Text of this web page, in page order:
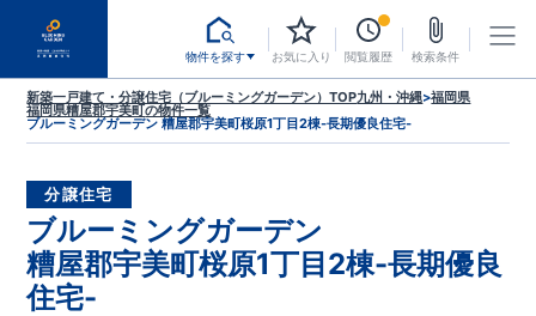
物件を探す お気に入り 閲覧履歴 検索条件
新築一戸建て・分譲住宅（ブルーミングガーデン）TOP九州・沖縄>福岡県
福岡県糟屋郡宇美町の物件一覧
ブルーミングガーデン 糟屋郡宇美町桜原1丁目2棟-長期優良住宅-
分譲住宅
ブルーミングガーデン
糟屋郡宇美町桜原1丁目2棟-長期優良
住宅-